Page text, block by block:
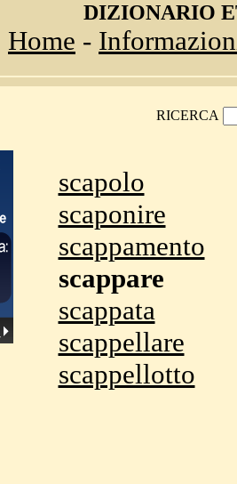
DIZIONARIO
Home -
RICERCA
scapolo
scaponire
scappamento
scappare
scappata
scappellare
scappellotto